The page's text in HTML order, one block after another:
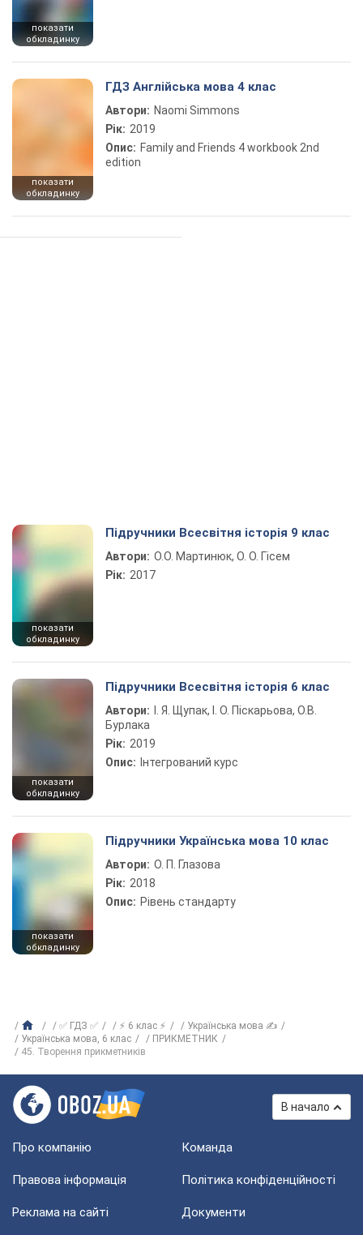
показати
обкладинку
показати
обкладинку
ГДЗ Англійська мова 4 клас
Автори: Naomi Simmons
Рік: 2019
Опис: Family and Friends 4 workbook 2nd
edition
показати
обкладинку
Підручники Всесвітня історія 9 клас
Автори: О.О. Мартинюк, О. О. Гісем
Рік: 2017
показати
обкладинку
Підручники Всесвітня історія 6 клас
Автори:
І. Я. Щупак, І. О. Піскарьова, О.В.
Бурлака
Рік: 2019
Опис: Інтегрований курс
показати
обкладинку
Підручники Українська мова 10 клас
Автори: О. П. Глазова
Рік: 2018
Опис: Рівень стандарту
✅ ГДЗ ✅ ⚡ 6 клас ⚡
Українська мова ✍
Українська мова, 6 клас
ПРИКМЕТНИК
45. Творення прикметників
В начало
Про компанію Команда
Правова інформація Політика конфіденційності
Реклама на сайті Документи